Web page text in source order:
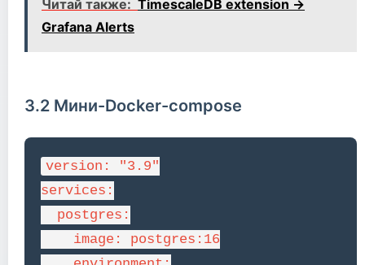
Читай также: TimescaleDB extension →
Grafana Alerts
3.2 Мини-Docker-compose
version: "3.9"
services:
  postgres:
    image: postgres:16